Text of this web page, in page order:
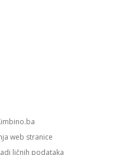
kimbino.ba
web stranice
ličnih podataka